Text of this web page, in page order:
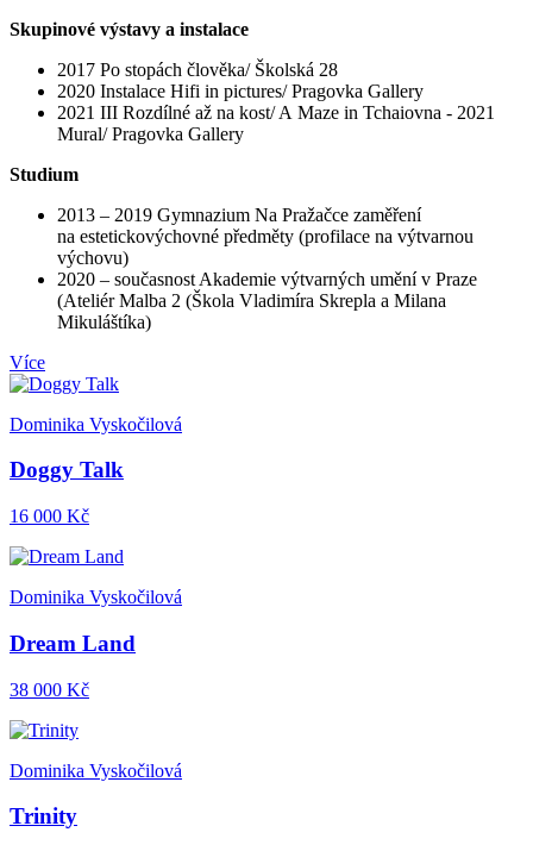
Skupinové výstavy a instalace
2017 Po stopách člověka/ Školská 28
2020 Instalace Hifi in pictures/ Pragovka Gallery
2021 III Rozdílné až na kost/ A Maze in Tchaiovna - 2021
Mural/ Pragovka Gallery
Studium
2013 – 2019 Gymnazium Na Pražačce zaměření
na estetickovýchovné předměty (profilace na výtvarnou
výchovu)
2020 – současnost Akademie výtvarných umění v Praze
(Ateliér Malba 2 (Škola Vladimíra Skrepla a Milana
Mikuláštíka)
Více
Dominika Vyskočilová
Doggy Talk
16 000 Kč
Dominika Vyskočilová
Dream Land
38 000 Kč
Dominika Vyskočilová
Trinity